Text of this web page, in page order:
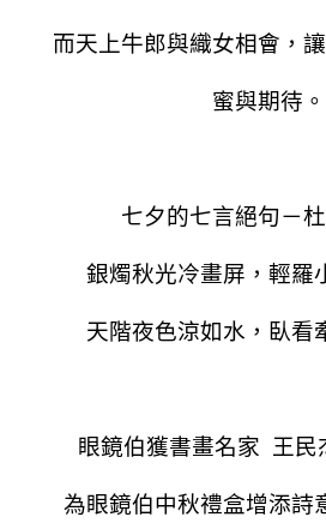
而天上牛郎與織女相會，
蜜與期待。
七夕的七言絕句－
銀燭秋光冷畫屏，輕羅
天階夜色涼如水，臥看
眼鏡伯獲書畫名家 王民
為眼鏡伯中秋禮盒增添詩